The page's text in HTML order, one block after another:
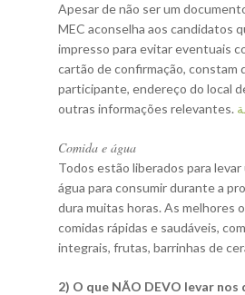
Apesar de não ser um
MEC aconselha aos candidatos
impresso para evitar eventuais
cartão de confirmação, constam
participante, endereço do local
outras informações relevantes.
Comida e água
Todos estão liberados para levar
água para consumir durante a
dura muitas horas. As melhores
comidas rápidas e saudáveis,
integrais, frutas, barrinhas de
2) O que NÃO DEVO levar nos